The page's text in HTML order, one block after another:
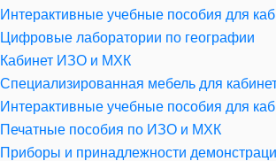
Интерактивные учебные пособия для
Цифровые лаборатории по географии
Кабинет ИЗО и МХК
Специализированная мебель для
Интерактивные учебные пособия для
Печатные пособия по ИЗО и МХК
Приборы и принадлежности